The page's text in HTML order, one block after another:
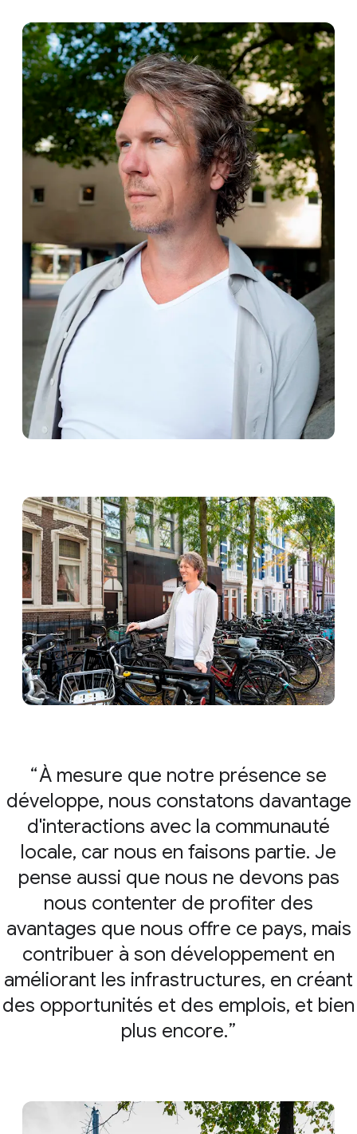
À mesure que notre présence se
développe, nous constatons davantage
d'interactions avec la communauté
locale, car nous en faisons partie. Je
pense aussi que nous ne devons pas
nous contenter de profiter des
avantages que nous offre ce pays, mais
contribuer à son développement en
améliorant les infrastructures, en créant
des opportunités et des emplois, et bien
plus encore.